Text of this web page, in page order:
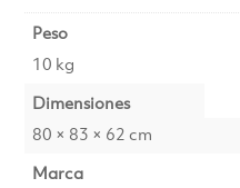
Peso
10 kg
Dimensiones
80 × 83 × 62 cm
Marca